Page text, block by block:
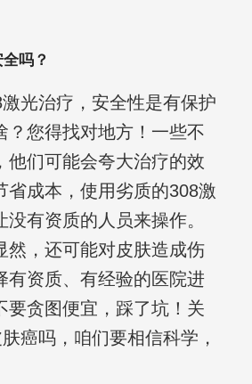
吗？
光治疗，安全性是有保护
？您得找对地方！一些不
他们可能会夸大治疗的效
省成本，使用劣质的308激
有资质的人员来操作。
然，还可能对皮肤造成伤
有资质、有经验的医院进
要贪图便宜，踩了坑！关
癌吗，咱们要相信科学，